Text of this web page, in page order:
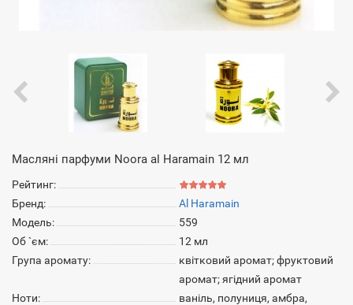
Масляні парфуми Noora al Haramain 12 мл
Рейтинг:
Бренд:
Al Haramain
Модель:
559
Об `єм:
12 мл
Група аромату:
квітковий аромат; фруктовий
аромат; ягідний аромат
Ноти:
ваніль, полуниця, амбра,